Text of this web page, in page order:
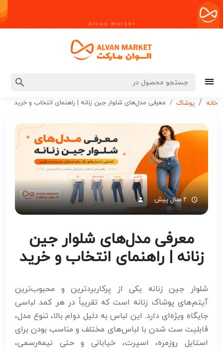
خانه پوشاک معرفی مدل‌های شلوار جین زنانه | راهنمای انتخاب و خرید
۲ سال پیش
معرفی مدل‌های شلوار جین
زنانه | راهنمای انتخاب و خرید
شلوار جین زنانه یکی از پرکاربردترین و محبوب‌ترین
آیتم‌های پوشاک زنانه است که تقریباً در هر کمد لباسی
جایگاه ویژه‌ای دارد. این لباس به دلیل دوام بالا، تنوع مدل،
قابلیت ست شدن با لباس‌های مختلف و مناسب بودن برای
استایل روزمره، اسپرت، خیابانی و حتی نیمه‌رسمی،